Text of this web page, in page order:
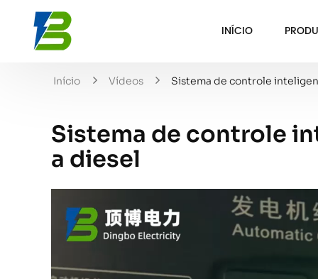
INÍCIO
Início Vídeos Sistema de controle
Sistema de controle
a diesel